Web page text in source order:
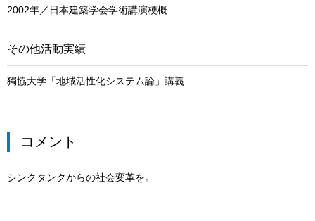
2002年／日本建築学会学術講演梗概
その他活動実績
獨協大学「地域活性化システム論」講義
コメント
シンクタンクからの社会変革を。